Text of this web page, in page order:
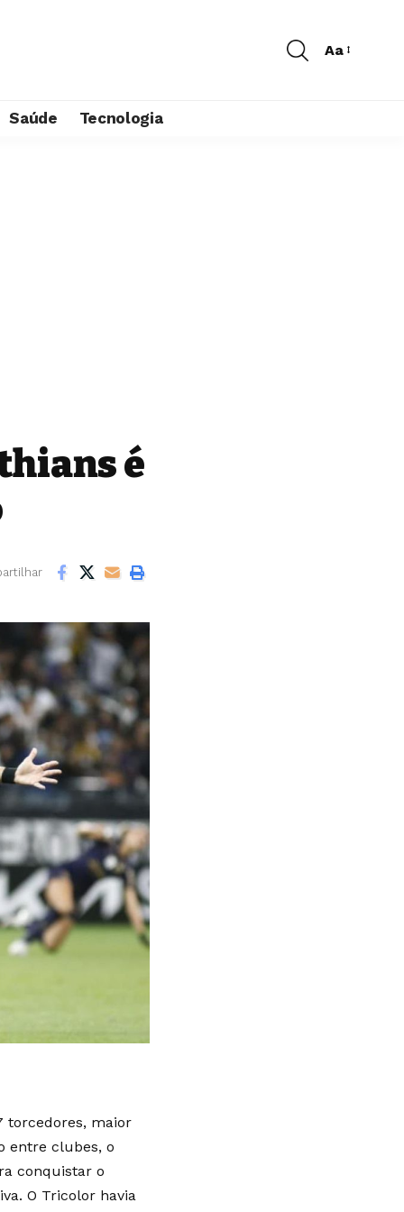
Aa
Saúde Tecnologia
é
torcedores, maior
entre clubes, o
conquistar o
O Tricolor havia